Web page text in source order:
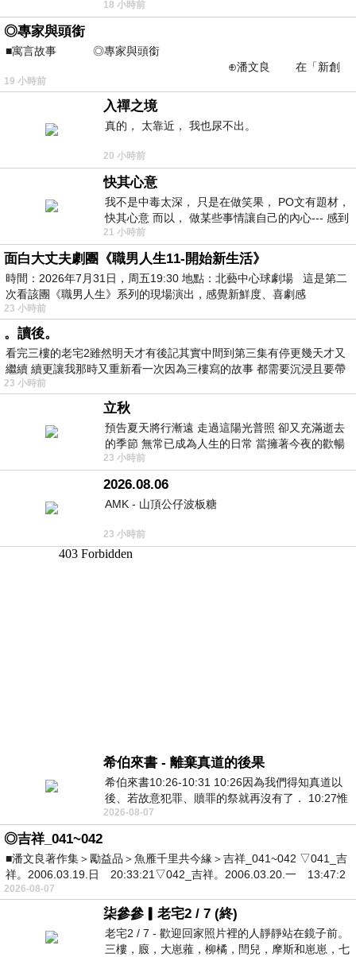
不是我的工作啊。 真
18 小時前
◎專家與頭銜
■寓言故事 ◎專家與頭銜
⊕潘文良 在「新創
之谷」裡——
19 小時前
入禪之境
真的， 太靠近， 我也尿不出。
20 小時前
快其心意
我不是中毒太深， 只是在做笑果， PO文有題材，
快其心意 而以， 做某些事情讓自己的內心--- 感到
愉快。
21 小時前
面白大丈夫劇團《職男人生11-開始新生活》
時間：2026年7月31日，周五19:30 地點：北藝中心球劇場 這是第二
次看該團《職男人生》系列的現場演出，感覺新鮮度、喜劇感
23 小時前
。讀後。
看完三樓的老宅2雖然明天才有後記其實中間到第三集有停更幾天才又
繼續 續更讓我那時又重新看一次因為三樓寫的故事 都需要沉浸且要帶
有
23 小時前
立秋
預告夏天將行漸遠 走過這陽光普照 卻又充滿逝去
的季節 無常已成為人生的日常 當擁著今夜的歡暢
舒心 轉眼驟成昨日 而明晨 太陽
23 小時前
2026.08.06
AMK - 山頂公仔波板糖
23 小時前
希伯來書 - 離棄真道的後果
希伯來書10:26-10:31 10:26因為我們得知真道以
後、若故意犯罪、贖罪的祭就再沒有了． 10:27惟
有戰懼等候審判和那燒滅眾敵人的烈火
2026-08-07
◎吉祥_041~042
■潘文良著作集＞勵益品＞魚雁千里共今緣＞吉祥_041~042 ▽041_吉
祥。2006.03.19.日 20:33:21▽042_吉祥。2006.03.20.一 13:47:2
2026-08-07
柒參參▎老宅2 / 7 (終)
老宅2 / 7 - 歡迎回家照片裡的人靜靜站在鏡子前。
三樓，廄，大崽蕥，柳橘，閆兒，摩斯和崽崽，七